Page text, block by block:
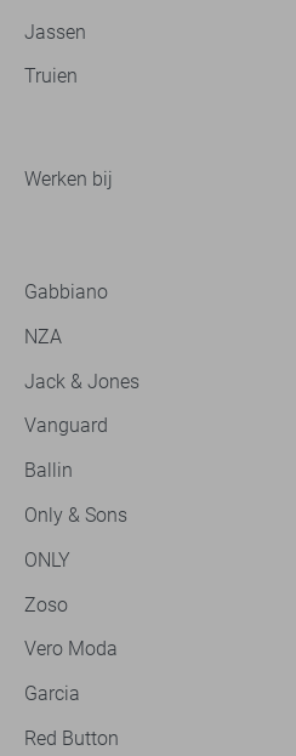
Jassen
Truien
Werken bij
Gabbiano
NZA
Jack & Jones
Vanguard
Ballin
Only & Sons
ONLY
Zoso
Vero Moda
Garcia
Red Button